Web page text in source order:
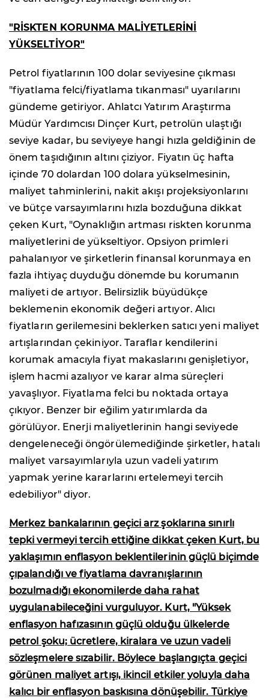
"RİSKTEN KORUNMA MALİYETLERİNİ
YÜKSELTİYOR"
Petrol fiyatlarının 100 dolar seviyesine çıkması
"fiyatlama felci/fiyatlama tıkanması" uyarılarını
gündeme getiriyor. Ahlatcı Yatırım Araştırma
Müdür Yardımcısı Dinçer Kurt, petrolün ulaştığı
seviye kadar, bu seviyeye hangi hızla geldiğinin de
önem taşıdığının altını çiziyor. Fiyatın üç hafta
içinde 70 dolardan 100 dolara yükselmesinin,
maliyet tahminlerini, nakit akışı projeksiyonlarını
ve bütçe varsayımlarını hızla bozduğuna dikkat
çeken Kurt, "Oynaklığın artması riskten korunma
maliyetlerini de yükseltiyor. Opsiyon primleri
pahalanıyor ve şirketlerin finansal korunmaya en
fazla ihtiyaç duyduğu dönemde bu korumanın
maliyeti de artıyor. Belirsizlik büyüdükçe
beklemenin ekonomik değeri artıyor. Alıcı
fiyatların gerilemesini beklerken satıcı yeni maliyet
artışlarından çekiniyor. Taraflar kendilerini
korumak amacıyla fiyat makaslarını genişletiyor,
işlem hacmi azalıyor ve karar alma süreçleri
yavaşlıyor. Fiyatlama felci bu noktada ortaya
çıkıyor. Benzer bir eğilim yatırımlarda da
görülüyor. Enerji maliyetlerinin hangi seviyede
dengeleneceği öngörülemediğinde şirketler, hatalı
maliyet varsayımlarıyla uzun vadeli yatırım
yapmak yerine kararlarını ertelemeyi tercih
edebiliyor" diyor.
Merkez bankalarının geçici arz şoklarına sınırlı
tepki vermeyi tercih ettiğine dikkat çeken Kurt, bu
yaklaşımın enflasyon beklentilerinin güçlü biçimde
çıpalandığı ve fiyatlama davranışlarının
bozulmadığı ekonomilerde daha rahat
uygulanabileceğini vurguluyor. Kurt, "Yüksek
enflasyon hafızasının güçlü olduğu ülkelerde
petrol şoku; ücretlere, kiralara ve uzun vadeli
sözleşmelere sızabilir. Böylece başlangıçta geçici
görünen maliyet artışı, ikincil etkiler yoluyla daha
kalıcı bir enflasyon baskısına dönüşebilir. Türkiye